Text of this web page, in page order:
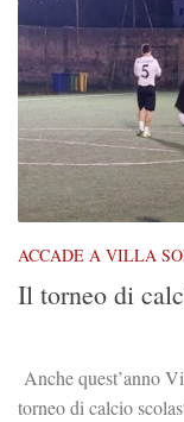
ACCADE A VILLA
Il torneo di
Anche quest’anno
torneo di calcio